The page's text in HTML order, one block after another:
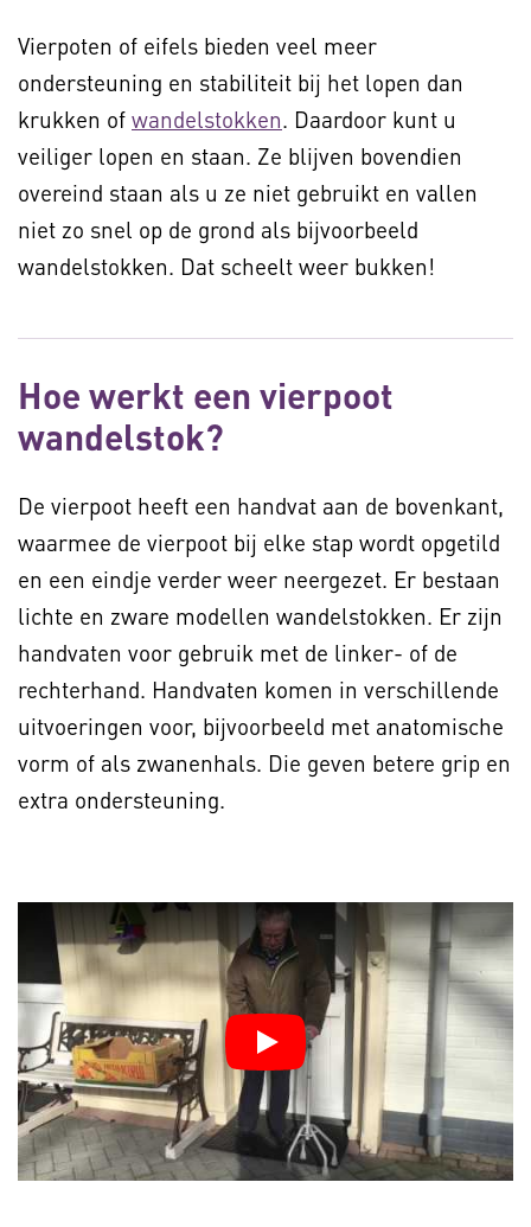
Vierpoten of eifels bieden veel meer
ondersteuning en stabiliteit bij het lopen dan
krukken of wandelstokken. Daardoor kunt u
veiliger lopen en staan. Ze blijven bovendien
overeind staan als u ze niet gebruikt en vallen
niet zo snel op de grond als bijvoorbeeld
wandelstokken. Dat scheelt weer bukken!
Hoe werkt een vierpoot
wandelstok?
De vierpoot heeft een handvat aan de bovenkant,
waarmee de vierpoot bij elke stap wordt opgetild
en een eindje verder weer neergezet. Er bestaan
lichte en zware modellen wandelstokken. Er zijn
handvaten voor gebruik met de linker- of de
rechterhand. Handvaten komen in verschillende
uitvoeringen voor, bijvoorbeeld met anatomische
vorm of als zwanenhals. Die geven betere grip en
extra ondersteuning.